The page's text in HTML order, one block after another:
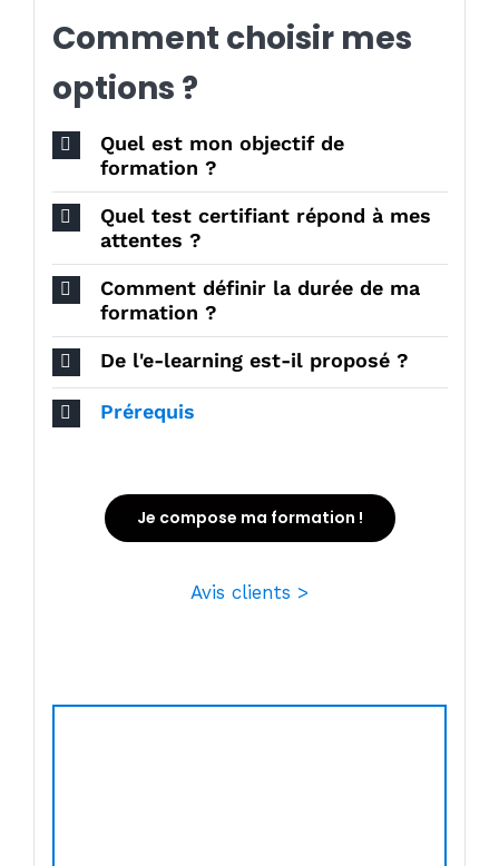
Comment choisir mes
options ?
Quel est mon objectif de
formation ?
Quel test certifiant répond à mes
attentes ?
Comment définir la durée de ma
formation ?
De l'e-learning est-il proposé ?
Prérequis
Je compose ma formation !
Avis clients >